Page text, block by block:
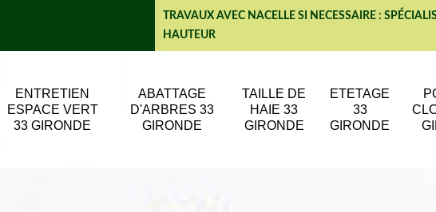
TRAVAUX AVEC NACELLE SI NECESSAIRE :
HAUTEUR
ENTRETIEN
ESPACE VERT
33 GIRONDE
ABATTAGE
D'ARBRES 33
GIRONDE
TAILLE DE
HAIE 33
GIRONDE
ETETAGE
33
GIRONDE